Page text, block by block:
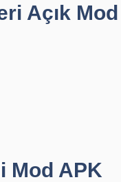
Açık Mod
Mod APK